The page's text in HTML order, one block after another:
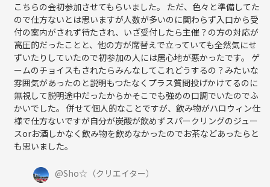
こちらの会初参加させてもらいました。 ただ、色々と準備してた
ので仕方ないとは思いますが人数が多いのに関わらず入口から受
付の案内がされず待たされ、いざ受付したら主催？の方の対応が
高圧的だったことと、他の方が席替えで立っていても全然気にせ
ずいたりしていたので初参加の人には居心地が悪かったです。 ゲ
ームのチョイスもされたらみんなしてこれどうするの？みたいな
雰囲気があったのと説明もつたなくプラス質問投げかけてるのに
無視して説明途中だったからかそこでも強めの口調でいたのでふ
かいでした。 併せて個人的なことですが、飲み物がハロウィン仕
様で仕方ないですが自分が炭酸が飲めずスパークリングのジュー
スorお酒しかなく飲み物を飲めなかったのでお茶などあったらと
も思いました。
@Sho☆ （クリエイター）